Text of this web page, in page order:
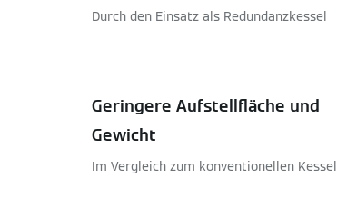
Durch den Einsatz als Redundanzkessel
Geringere Aufstellfläche und
Gewicht
Im Vergleich zum konventionellen Kessel